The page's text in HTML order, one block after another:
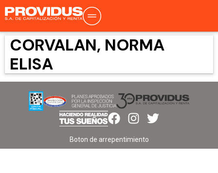
CORVALAN, NORMA
ELISA
Boton de arrepentimiento